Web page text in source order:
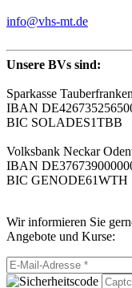
info@vhs-mt.de
Unsere BVs sind:
Sparkasse Tauberfranken
IBAN
BIC SOLADES1TBB
Volksbank Neckar
IBAN
BIC GENODE61WTH
Wir informieren Sie
Angebote und Kurse: